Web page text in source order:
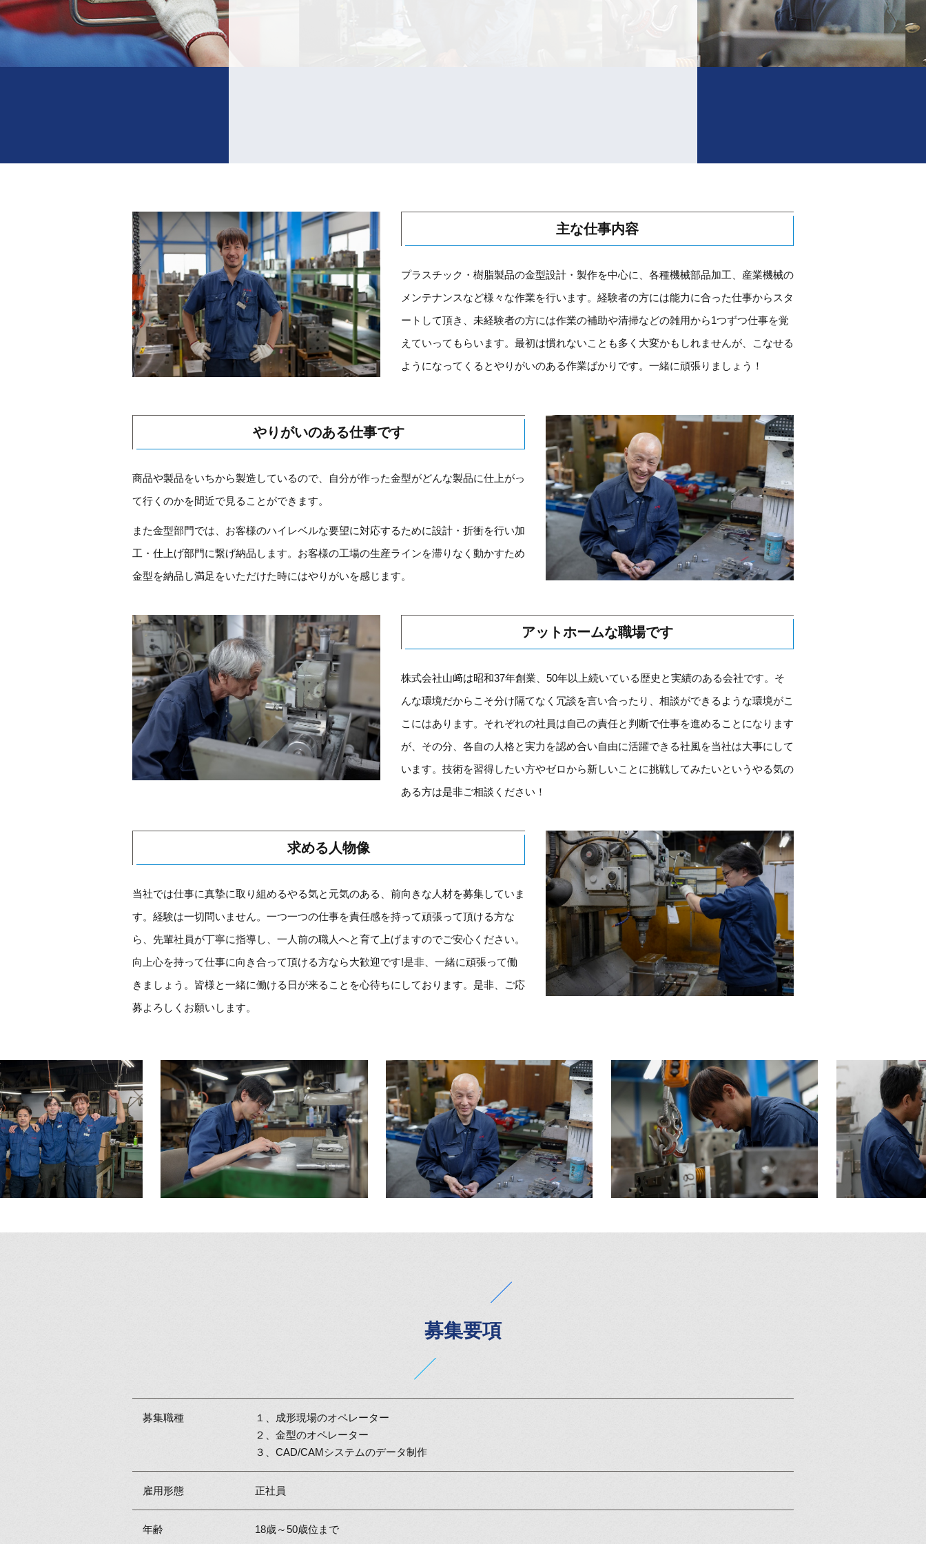
主な仕事内容
プラスチック・樹脂製品の金型設計・製作を中心に、各種機械部品加工、産業機械の
メンテナンスなど様々な作業を行います。経験者の方には能力に合った仕事からスタ
ートして頂き、未経験者の方には作業の補助や清掃などの雑用から1つずつ仕事を覚
えていってもらいます。最初は慣れないことも多く大変かもしれませんが、こなせる
ようになってくるとやりがいのある作業ばかりです。一緒に頑張りましょう！
やりがいのある仕事です
商品や製品をいちから製造しているので、自分が作った金型がどんな製品に仕上がっ
て行くのかを間近で見ることができます。
また金型部門では、お客様のハイレベルな要望に対応するために設計・折衝を行い加
工・仕上げ部門に繋げ納品します。お客様の工場の生産ラインを滞りなく動かすため
金型を納品し満足をいただけた時にはやりがいを感じます。
アットホームな職場です
株式会社山﨑は昭和37年創業、50年以上続いている歴史と実績のある会社です。そ
んな環境だからこそ分け隔てなく冗談を言い合ったり、相談ができるような環境がこ
こにはあります。それぞれの社員は自己の責任と判断で仕事を進めることになります
が、その分、各自の人格と実力を認め合い自由に活躍できる社風を当社は大事にして
います。技術を習得したい方やゼロから新しいことに挑戦してみたいというやる気の
ある方は是非ご相談ください！
求める人物像
当社では仕事に真摯に取り組めるやる気と元気のある、前向きな人材を募集していま
す。経験は一切問いません。一つ一つの仕事を責任感を持って頑張って頂ける方な
ら、先輩社員が丁寧に指導し、一人前の職人へと育て上げますのでご安心ください。
向上心を持って仕事に向き合って頂ける方なら大歓迎です!是非、一緒に頑張って働
きましょう。皆様と一緒に働ける日が来ることを心待ちにしております。是非、ご応
募よろしくお願いします。
募集要項
募集職種
１、成形現場のオペレーター
２、金型のオペレーター
３、CAD/CAMシステムのデータ制作
雇用形態 正社員
年齢 18歳～50歳位まで